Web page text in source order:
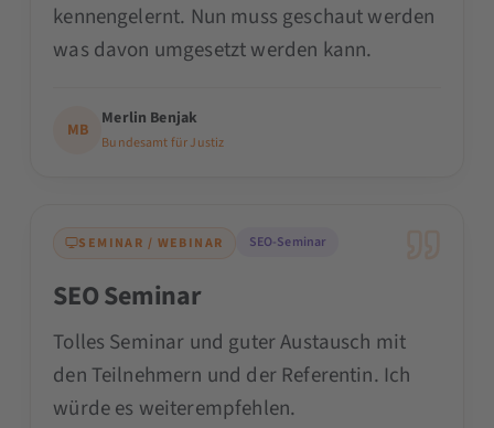
kennengelernt. Nun muss geschaut werden
was davon umgesetzt werden kann.
MB
Merlin Benjak
Bundesamt für Justiz
SEMINAR / WEBINAR SEO-Seminar
SEO Seminar
Tolles Seminar und guter Austausch mit
den Teilnehmern und der Referentin. Ich
würde es weiterempfehlen.